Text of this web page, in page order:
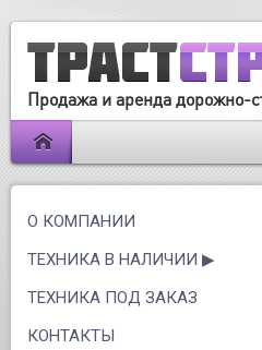
Продажа и аренда дорожно-
О КОМПАНИИ
ТЕХНИКА В НАЛИЧИИ
ТЕХНИКА ПОД ЗАКАЗ
КОНТАКТЫ